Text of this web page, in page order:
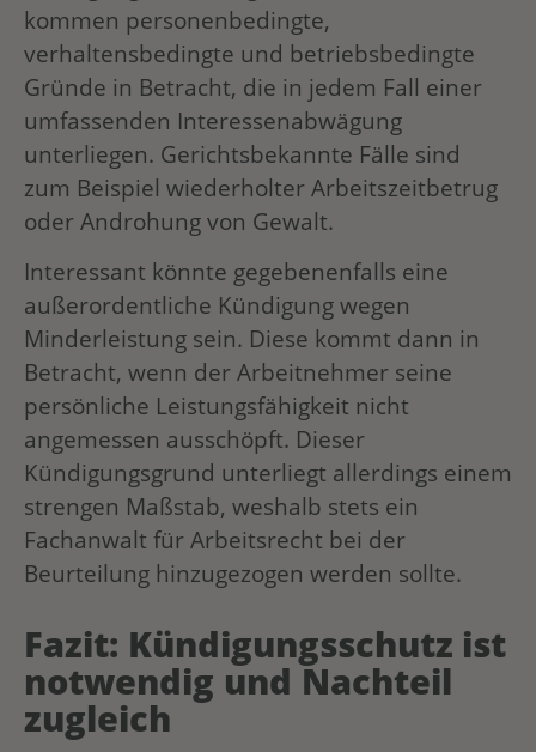
kommen personenbedingte,
verhaltensbedingte und betriebsbedingte
Gründe in Betracht, die in jedem Fall einer
umfassenden Interessenabwägung
unterliegen. Gerichtsbekannte Fälle sind
zum Beispiel wiederholter Arbeitszeitbetrug
oder Androhung von Gewalt.
Interessant könnte gegebenenfalls eine
außerordentliche Kündigung wegen
Minderleistung sein. Diese kommt dann in
Betracht, wenn der Arbeitnehmer seine
persönliche Leistungsfähigkeit nicht
angemessen ausschöpft. Dieser
Kündigungsgrund unterliegt allerdings einem
strengen Maßstab, weshalb stets ein
Fachanwalt für Arbeitsrecht bei der
Beurteilung hinzugezogen werden sollte.
Fazit: Kündigungsschutz ist
notwendig und Nachteil
zugleich